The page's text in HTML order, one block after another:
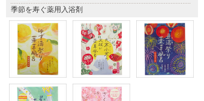
季節を寿ぐ薬用入浴剤